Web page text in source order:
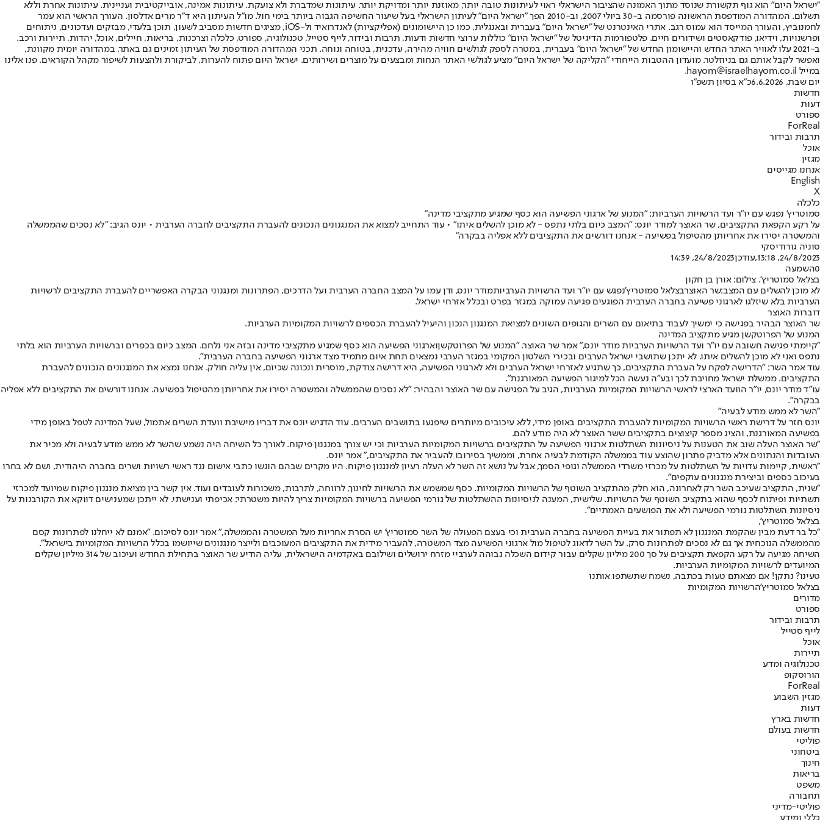
"ישראל היום" הוא גוף תקשורת שנוסד מתוך האמונה שהציבור הישראלי ראוי לעיתונות טובה יותר, מאוזנת יותר ומדויקת יותר. עיתונות שמדברת ולא צועקת. עיתונות אמינה, אובייקטיבית ועניינית. עיתונות אחרת וללא
תשלום. המהדורה המודפסת הראשונה פורסמה ב-30 ביולי 2007, וב-2010 הפך "ישראל היום" לעיתון הישראלי בעל שיעור החשיפה הגבוה ביותר בימי חול. מו"ל העיתון היא ד"ר מרים אדלסון. העורך הראשי הוא עמר
לחמנוביץ, והעורך המייסד הוא עמוס רגב. אתרי האינטרנט של "ישראל היום" בעברית ובאנגלית, כמו כן היישומונים (אפליקציות) לאנדרואיד ול-iOS, מציגים חדשות מסביב לשעון, תוכן בלעדי, מבזקים ועדכונים, ניתוחים
ופרשנויות, וידיאו, פודקאסטים ושידורים חיים. פלטפורמות הדיגיטל של "ישראל היום" כוללות ערוצי חדשות ודעות, תרבות ובידור, לייף סטייל, טכנולוגיה, ספורט, כלכלה וצרכנות, בריאות, חיילים, אוכל, יהדות, תיירות ורכב.
ב-2021 עלו לאוויר האתר החדש והיישומון החדש של "ישראל היום" בעברית, במטרה לספק לגולשים חוויה מהירה, עדכנית, בטוחה ונוחה. תכני המהדורה המודפסת של העיתון זמינים גם באתר, במהדורה יומית מקוונת,
ואפשר לקבל אותם גם בניוזלטר. מועדון ההטבות הייחודי "הקליקה של ישראל היום" מציע לגולשי האתר הנחות ומבצעים על מוצרים ושירותים. ישראל היום פתוח להערות, לביקורת ולהצעות לשיפור מקהל הקוראים. פנו אלינו
במייל hayom@israelhayom.co.il.
יום שבת, 6.6.2026
כ"א בסיון תשפ"ו
חדשות
דעות
ספורט
ForReal
תרבות ובידור
אוכל
מגזין
אנחנו מגייסים
English
X
כלכלה
סמוטריץ' נפגש עם יו"ר ועד הרשויות הערביות: "המנוע של ארגוני הפשיעה הוא כסף שמגיע מתקציבי מדינה"
על רקע הקפאת התקציבים, שר האוצר למודר יונס: "המצב כיום בלתי נתפס - לא מוכן להשלים איתו" • עוד התחייב למצוא את המנגנונים הנכונים להעברת התקציבים לחברה הערבית • יונס הגיב: "לא נסכים שהממשלה
והמשטרה יסירו את אחריותן מהטיפול בפשיעה - אנחנו דורשים את התקציבים ללא אפליה בבקרה"
סוניה גורודיסקי
24/8/2023, 13:18
,עודכן24/8/2023, 14:39
0השמעה
בצלאל סמוטריץ'. צילום: אורן בן חקון
לא מוכן להשלים עם המצב:שר האוצרבצלאל סמוטריץ'נפגש עם יו"ר ועד הרשויות הערביותמודר יונס, ודן עמו על המצב החברה הערבית ועל הדרכים, הפתרונות ומנגנוני הבקרה האפשריים להעברת התקציבים לרשויות
הערביות בלא שיזלגו לארגוני פשיעה בחברה הערבית הפוגעים פגיעה עמוקה במגזר בפרט ובכלל אזרחי ישראל.
דוברות האוצר
שר האוצר הבהיר בפגישה כי ימשיך לעבוד בתיאום עם השרים והגופים השונים למציאת המנגנון הנכון והיעיל להעברת הכספים לרשויות המקומיות הערביות.
המנוע של הפרוטקשן מגיע מתקציב המדינה
"קיימתי פגישה חשובה עם יו"ר ועד הרשויות הערביות מודר יונס," אמר שר האוצר. "המנוע של הפרוטקשןוארגוני הפשיעה הוא כסף שמגיע מתקציבי מדינה ובזה אני נלחם. המצב כיום בכפרים וברשויות הערביות הוא בלתי
נתפס ואני לא מוכן להשלים איתו. לא יתכן שתושבי ישראל הערבים ובכירי השלטון המקומי במגזר הערבי נמצאים תחת איום מתמיד מצד ארגוני הפשיעה בחברה הערבית".
עוד אמר השר: "הדרישה לפקח על העברת התקציבים, כך שתגיע לאזרחי ישראל הערבים ולא לארגוני הפשיעה, היא דרישה צודקת, מוסרית ונכונה שכיום, אין עליה חולק. אנחנו נמצא את המנגנונים הנכונים להעברת
התקציבים. ממשלת ישראל מחויבת לכך ובע"ה נעשה הכל למיגור הפשיעה המאורגנת".
עו"ד מודר יונס, יו"ר הוועד הארצי לראשי הרשויות המקומיות הערביות, הגיב על הפגישה עם שר האוצר והבהיר: "לא נסכים שהממשלה והמשטרה יסירו את אחריותן מהטיפול בפשיעה. אנחנו דורשים את התקציבים ללא אפליה
בבקרה".
"השר לא ממש מודע לבעיה"
יונס חזר על דרישת ראשי הרשויות המקומיות להעברת התקציבים באופן מידי, ללא עיכובים מיותרים שיפגעו בתושבים הערבים. עוד הדגיש יונס את דבריו מישיבת וועדת השרים אתמול, שעל המדינה לטפל באופן מידי
בפשיעה המאורגנת, והציג מספר קיצוצים בתקציבים ששר האוצר לא היה מודע להם.
"שר האוצר העלה שוב את הטענות על ניסיונות השתלטות ארגוני הפשיעה על התקציבים ברשויות המקומיות הערביות וכי יש צורך במנגנון פיקוח. לאורך כל השיחה היה נשמע שהשר לא ממש מודע לבעיה ולא מכיר את
העובדות והנתונים אלא מדביק פתרון שהוצע עוד בממשלה הקודמת לבעיה אחרת, וממשיך בסירובו להעביר את התקציבים," אמר יונס.
"ראשית, קיימות עדויות על השתלטות על מכרזי משרדי הממשלה וגופי הסמך, אבל על נושא זה השר לא העלה רעיון למנגנון פיקוח. היו מקרים שבהם הוגשו כתבי אישום נגד ראשי רשויות ושרים בחברה היהודית, ושם לא בחרו
בעיכוב כספים וביצירת מנגנונים עוקפים".
"שנית, התקציב שעיכב השר רק לאחרונה, הוא חלק מהתקציב השוטף של הרשויות המקומיות. כסף שמשמש את הרשויות לחינוך, לרווחה, לתרבות, משכורות לעובדים ועוד. אין קשר בין מציאת מנגנון פיקוח שמיועד למכרזי
תשתיות ופיתוח לכסף שהוא בתקציב השוטף של הרשויות. שלישית, המענה לניסיונות ההשתלטות של גורמי הפשיעה ברשויות המקומיות צריך להיות משטרתי: אכיפתי וענישתי. לא ייתכן שמענישים דווקא את הקורבנות על
ניסיונות השתלטות גורמי הפשיעה ולא את הפושעים האמתיים".
בצלאל סמוטריץ',
"כל בר דעת מבין שהקמת המנגנון לא תפתור את בעיית הפשיעה בחברה הערבית וכי בעצם הפעולה של השר סמוטריץ' יש הסרת אחריות מעל המשטרה והממשלה," אמר יונס לסיכום. "אמנם לא ייחלנו לפתרונות קסם
מהממשלה הנוכחית אך גם לא נסכים לפתרונות סרק. על השר לדאוג לטיפול מול ארגוני הפשיעה מצד המשטרה, להעביר מידית את התקציבים המעוכבים ולייצר מנגנונים שייושמו בכלל הרשויות המקומיות בישראל".
השיחה מגיעה על רקע הקפאת תקציבים על סך 200 מיליון שקלים עבור קידום השכלה גבוהה לערביי מזרח ירושלים ושילובם באקדמיה הישראלית, עליה הודיע שר האוצר בתחילת החודש ועיכוב של 314 מיליון שקלים
המיועדים לרשויות המקומיות הערביות.
טעינו? נתקן! אם מצאתם טעות בכתבה, נשמח שתשתפו אותנו
בצלאל סמוטריץ'הרשויות המקומיות
מדורים
ספורט
תרבות ובידור
לייף סטייל
אוכל
תיירות
טכנולוגיה ומדע
הורוסקופ
ForReal
מגזין השבוע
דעות
חדשות בארץ
חדשות בעולם
פוליטי
ביטחוני
חינוך
בריאות
משפט
תחבורה
פוליטי-מדיני